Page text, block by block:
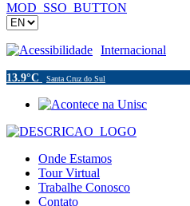
MOD_SSO_BUTTON
Acessibilidade Internacional
13.9°C Santa Cruz do Sul
Onde Estamos
Tour Virtual
Trabalhe Conosco
Contato